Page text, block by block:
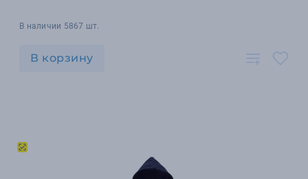
В наличии 5867 шт.
В корзину